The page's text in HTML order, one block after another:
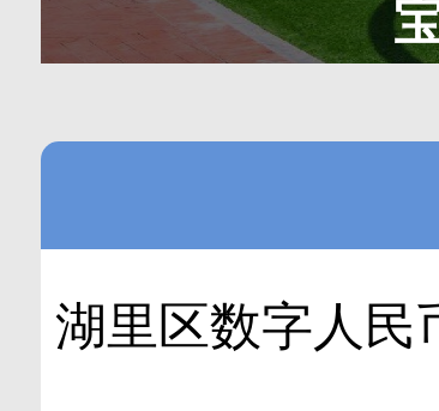
湖里区数字人民